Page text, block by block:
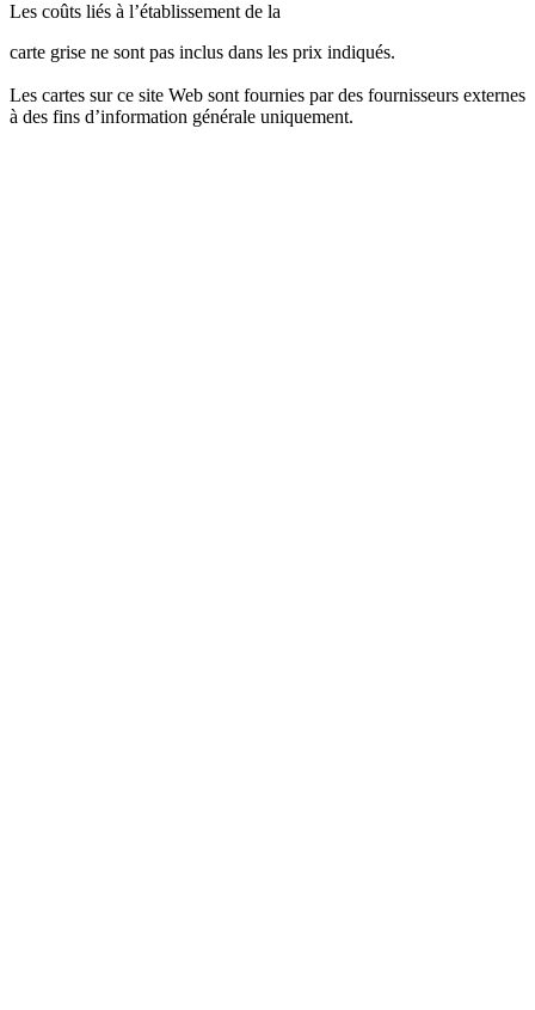
Les coûts liés à l’établissement de la
carte grise ne sont pas inclus dans les prix indiqués.
Les cartes sur ce site Web sont fournies par des fournisseurs externes
à des fins d’information générale uniquement.